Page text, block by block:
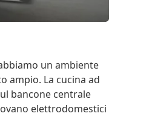
un ambiente
ampio. La cucina ad
bancone centrale
elettrodomestici